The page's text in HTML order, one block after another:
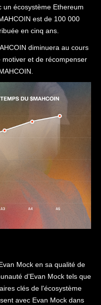
un écosystème Ethereum
est de 100 000
en cinq ans.
diminuera au cours
et de récompenser
Mock en sa qualité de
d’Evan Mock tels que
clés de l'écosystème
avec Evan Mock dans